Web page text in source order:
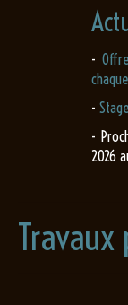
-
-
-
2026